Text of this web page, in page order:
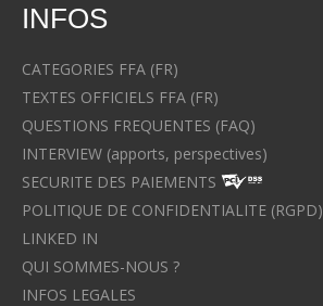
INFOS
CATEGORIES FFA (FR)
TEXTES OFFICIELS FFA (FR)
QUESTIONS FREQUENTES (FAQ)
INTERVIEW (apports, perspectives)
SECURITE DES PAIEMENTS
POLITIQUE DE CONFIDENTIALITE (RGPD)
LINKED IN
QUI SOMMES-NOUS ?
INFOS LEGALES